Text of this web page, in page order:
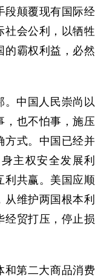
段颠覆现有国际经
社会公利，以牺牲
的霸权利益，必然
。中国人民崇尚以
，也不怕事，施压
方式。中国已经并
主权安全发展利
利共赢。美国应顺
维护两国根本利
经贸打压，停止损
和第二大商品消费